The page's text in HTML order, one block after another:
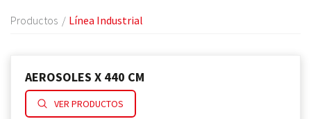
Productos Línea Industrial
AEROSOLES X 440 CM
VER PRODUCTOS